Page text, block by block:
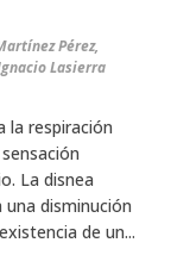
Pérez,
Lasierra
la respiración
La disnea
disminución
de un...